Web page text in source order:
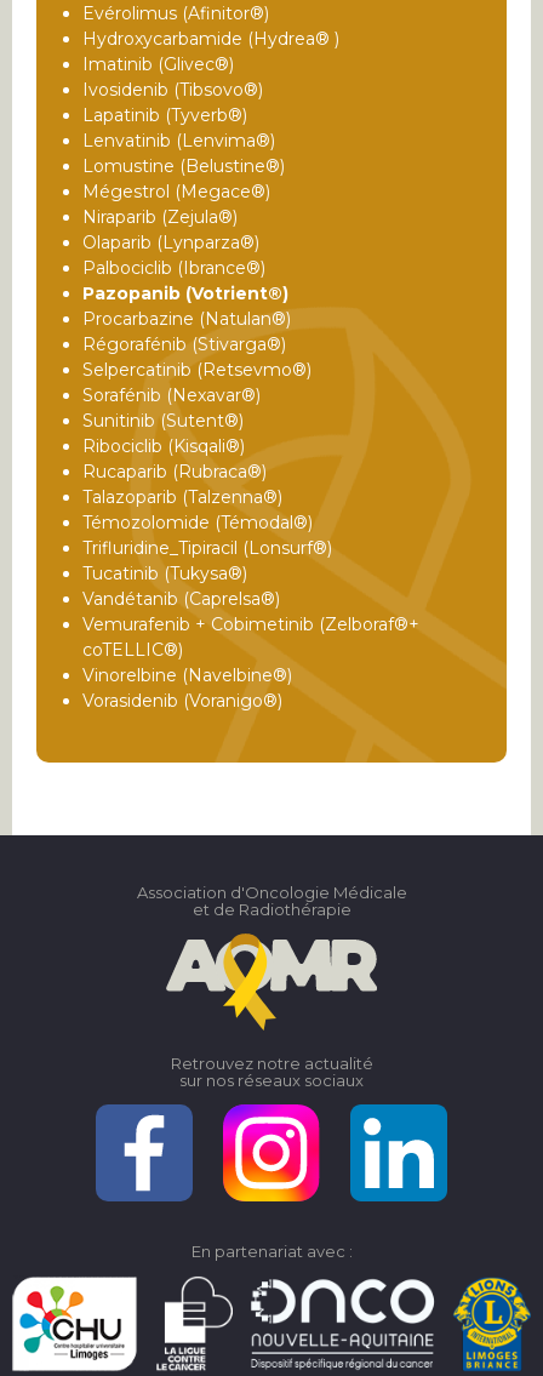
Evérolimus (Afinitor®)
Hydroxycarbamide (Hydrea® )
Imatinib (Glivec®)
Ivosidenib (Tibsovo®)
Lapatinib (Tyverb®)
Lenvatinib (Lenvima®)
Lomustine (Belustine®)
Mégestrol (Megace®)
Niraparib (Zejula®)
Olaparib (Lynparza®)
Palbociclib (Ibrance®)
Pazopanib (Votrient®)
Procarbazine (Natulan®)
Régorafénib (Stivarga®)
Selpercatinib (Retsevmo®)
Sorafénib (Nexavar®)
Sunitinib (Sutent®)
Ribociclib (Kisqali®)
Rucaparib (Rubraca®)
Talazoparib (Talzenna®)
Témozolomide (Témodal®)
Trifluridine_Tipiracil (Lonsurf®)
Tucatinib (Tukysa®)
Vandétanib (Caprelsa®)
Vemurafenib + Cobimetinib (Zelboraf®+
coTELLIC®)
Vinorelbine (Navelbine®)
Vorasidenib (Voranigo®)
Association d'Oncologie Médicale
et de Radiothérapie
Retrouvez notre actualité
sur nos réseaux sociaux
En partenariat avec :